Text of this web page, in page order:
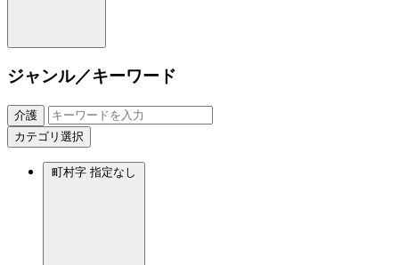
ジャンル／キーワード
介護
カテゴリ選択
町村字 指定なし